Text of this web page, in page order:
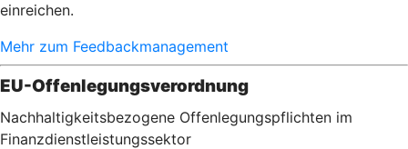
einreichen.
Mehr zum Feedbackmanagement
EU-Offenlegungsverordnung
Nachhaltigkeitsbezogene Offenlegungspflichten im
Finanzdienstleistungssektor